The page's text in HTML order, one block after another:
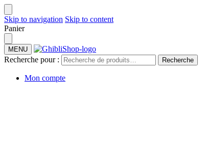
Skip to navigation Skip to content
Panier
MENU
Recherche pour : Recherche
Mon compte